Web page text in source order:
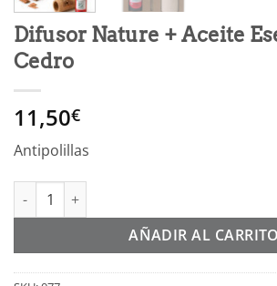
Difusor Nature + Aceite
Cedro
11,50€
Antipolillas
Difusor Nature + Aceite Esencial Cedro
AÑADIR AL CARRITO
Alternative: